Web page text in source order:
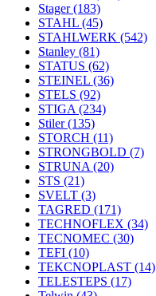
Stager(183)
STAHL (45)
STAHLWERK (542)
Stanley (81)
STATUS (62)
STEINEL (36)
STELS (92)
STIGA (234)
Stiler(135)
STORCH (11)
STRONGBOLD (7)
STRUNA (20)
STS (21)
SVELT (3)
TAGRED (171)
TECHNOFLEX (34)
TECNOMEC (30)
TEFI (10)
TEKCNOPLAST (14)
TELESTEPS (17)